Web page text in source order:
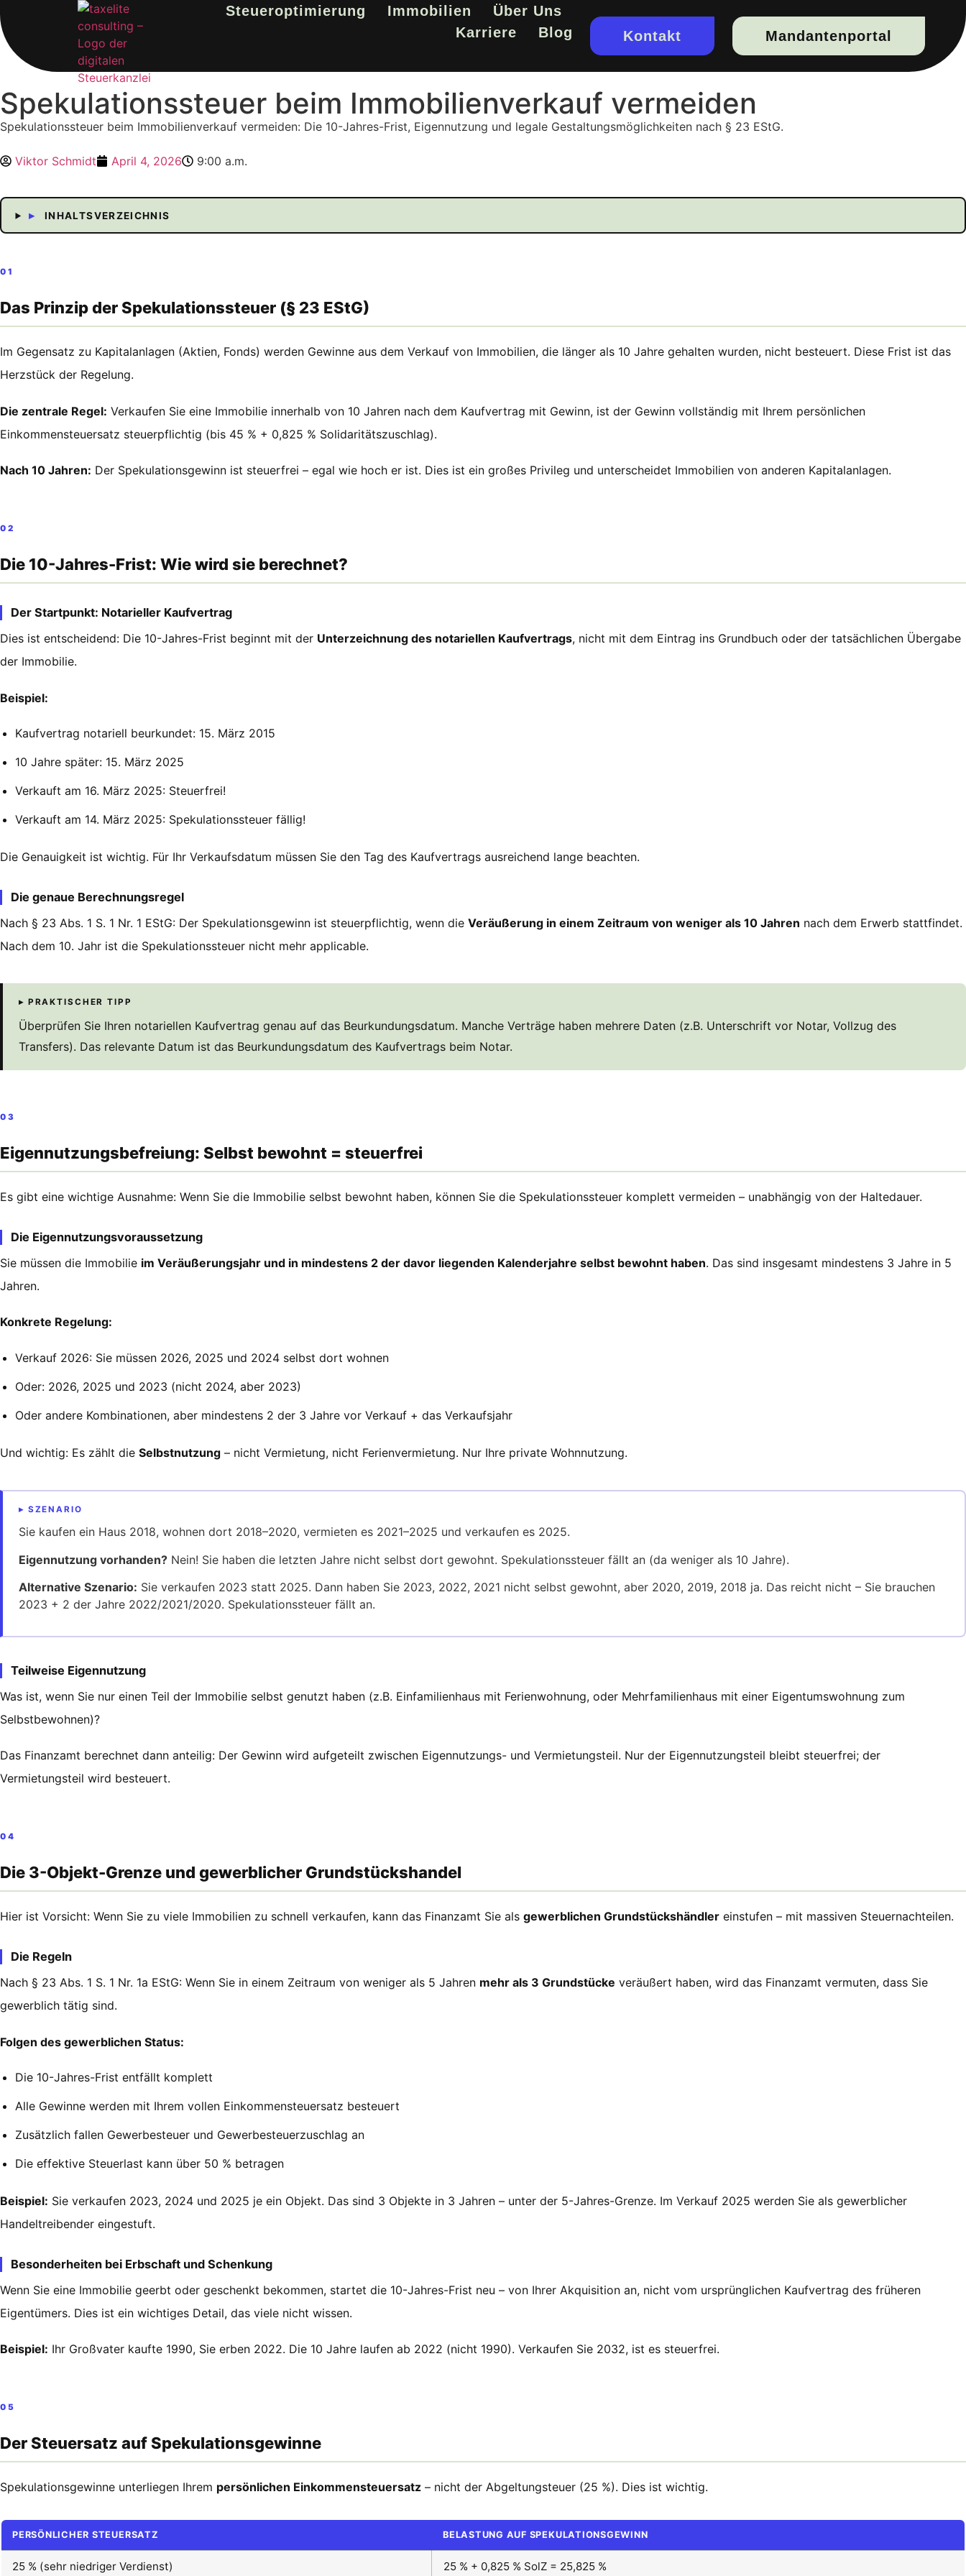
Steueroptimierung Immobilien
Über Uns
Karriere
Blog Kontakt Mandantenportal
Spekulationssteuer beim Immobilienverkauf vermeiden
Spekulationssteuer beim Immobilienverkauf vermeiden: Die 10-Jahres-Frist, Eigennutzung und legale Gestaltungsmöglichkeiten nach § 23 EStG.
Viktor Schmidt April 4, 2026 9:00 a.m.
▸ INHALTSVERZEICHNIS
01
Das Prinzip der Spekulationssteuer (§ 23 EStG)
Im Gegensatz zu Kapitalanlagen (Aktien, Fonds) werden Gewinne aus dem Verkauf von Immobilien, die länger als 10 Jahre gehalten wurden, nicht besteuert. Diese Frist ist das
Herzstück der Regelung.
Die zentrale Regel: Verkaufen Sie eine Immobilie innerhalb von 10 Jahren nach dem Kaufvertrag mit Gewinn, ist der Gewinn vollständig mit Ihrem persönlichen
Einkommensteuersatz steuerpflichtig (bis 45 % + 0,825 % Solidaritätszuschlag).
Nach 10 Jahren: Der Spekulationsgewinn ist steuerfrei – egal wie hoch er ist. Dies ist ein großes Privileg und unterscheidet Immobilien von anderen Kapitalanlagen.
02
Die 10-Jahres-Frist: Wie wird sie berechnet?
Der Startpunkt: Notarieller Kaufvertrag
Dies ist entscheidend: Die 10-Jahres-Frist beginnt mit der Unterzeichnung des notariellen Kaufvertrags, nicht mit dem Eintrag ins Grundbuch oder der tatsächlichen Übergabe
der Immobilie.
Beispiel:
Kaufvertrag notariell beurkundet: 15. März 2015
10 Jahre später: 15. März 2025
Verkauft am 16. März 2025: Steuerfrei!
Verkauft am 14. März 2025: Spekulationssteuer fällig!
Die Genauigkeit ist wichtig. Für Ihr Verkaufsdatum müssen Sie den Tag des Kaufvertrags ausreichend lange beachten.
Die genaue Berechnungsregel
Nach § 23 Abs. 1 S. 1 Nr. 1 EStG: Der Spekulationsgewinn ist steuerpflichtig, wenn die Veräußerung in einem Zeitraum von weniger als 10 Jahren nach dem Erwerb stattfindet.
Nach dem 10. Jahr ist die Spekulationssteuer nicht mehr applicable.
▸ PRAKTISCHER TIPP
Überprüfen Sie Ihren notariellen Kaufvertrag genau auf das Beurkundungsdatum. Manche Verträge haben mehrere Daten (z.B. Unterschrift vor Notar, Vollzug des
Transfers). Das relevante Datum ist das Beurkundungsdatum des Kaufvertrags beim Notar.
03
Eigennutzungsbefreiung: Selbst bewohnt = steuerfrei
Es gibt eine wichtige Ausnahme: Wenn Sie die Immobilie selbst bewohnt haben, können Sie die Spekulationssteuer komplett vermeiden – unabhängig von der Haltedauer.
Die Eigennutzungsvoraussetzung
Sie müssen die Immobilie im Veräußerungsjahr und in mindestens 2 der davor liegenden Kalenderjahre selbst bewohnt haben. Das sind insgesamt mindestens 3 Jahre in 5
Jahren.
Konkrete Regelung:
Verkauf 2026: Sie müssen 2026, 2025 und 2024 selbst dort wohnen
Oder: 2026, 2025 und 2023 (nicht 2024, aber 2023)
Oder andere Kombinationen, aber mindestens 2 der 3 Jahre vor Verkauf + das Verkaufsjahr
Und wichtig: Es zählt die Selbstnutzung – nicht Vermietung, nicht Ferienvermietung. Nur Ihre private Wohnnutzung.
▸ SZENARIO
Sie kaufen ein Haus 2018, wohnen dort 2018–2020, vermieten es 2021–2025 und verkaufen es 2025.
Eigennutzung vorhanden? Nein! Sie haben die letzten Jahre nicht selbst dort gewohnt. Spekulationssteuer fällt an (da weniger als 10 Jahre).
Alternative Szenario: Sie verkaufen 2023 statt 2025. Dann haben Sie 2023, 2022, 2021 nicht selbst gewohnt, aber 2020, 2019, 2018 ja. Das reicht nicht – Sie brauchen
2023 + 2 der Jahre 2022/2021/2020. Spekulationssteuer fällt an.
Teilweise Eigennutzung
Was ist, wenn Sie nur einen Teil der Immobilie selbst genutzt haben (z.B. Einfamilienhaus mit Ferienwohnung, oder Mehrfamilienhaus mit einer Eigentumswohnung zum
Selbstbewohnen)?
Das Finanzamt berechnet dann anteilig: Der Gewinn wird aufgeteilt zwischen Eigennutzungs- und Vermietungsteil. Nur der Eigennutzungsteil bleibt steuerfrei; der
Vermietungsteil wird besteuert.
04
Die 3-Objekt-Grenze und gewerblicher Grundstückshandel
Hier ist Vorsicht: Wenn Sie zu viele Immobilien zu schnell verkaufen, kann das Finanzamt Sie als gewerblichen Grundstückshändler einstufen – mit massiven Steuernachteilen.
Die Regeln
Nach § 23 Abs. 1 S. 1 Nr. 1a EStG: Wenn Sie in einem Zeitraum von weniger als 5 Jahren mehr als 3 Grundstücke veräußert haben, wird das Finanzamt vermuten, dass Sie
gewerblich tätig sind.
Folgen des gewerblichen Status:
Die 10-Jahres-Frist entfällt komplett
Alle Gewinne werden mit Ihrem vollen Einkommensteuersatz besteuert
Zusätzlich fallen Gewerbesteuer und Gewerbesteuerzuschlag an
Die effektive Steuerlast kann über 50 % betragen
Beispiel: Sie verkaufen 2023, 2024 und 2025 je ein Objekt. Das sind 3 Objekte in 3 Jahren – unter der 5-Jahres-Grenze. Im Verkauf 2025 werden Sie als gewerblicher
Handeltreibender eingestuft.
Besonderheiten bei Erbschaft und Schenkung
Wenn Sie eine Immobilie geerbt oder geschenkt bekommen, startet die 10-Jahres-Frist neu – von Ihrer Akquisition an, nicht vom ursprünglichen Kaufvertrag des früheren
Eigentümers. Dies ist ein wichtiges Detail, das viele nicht wissen.
Beispiel: Ihr Großvater kaufte 1990, Sie erben 2022. Die 10 Jahre laufen ab 2022 (nicht 1990). Verkaufen Sie 2032, ist es steuerfrei.
05
Der Steuersatz auf Spekulationsgewinne
Spekulationsgewinne unterliegen Ihrem persönlichen Einkommensteuersatz – nicht der Abgeltungsteuer (25 %). Dies ist wichtig.
PERSÖNLICHER STEUERSATZ BELASTUNG AUF SPEKULATIONSGEWINN
25 % (sehr niedriger Verdienst) 25 % + 0,825 % SolZ = 25,825 %